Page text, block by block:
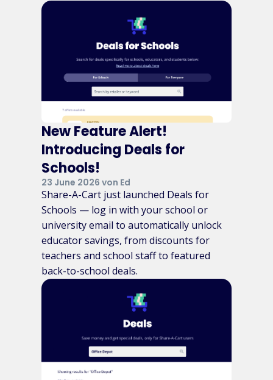
New Feature Alert!
Introducing Deals for
Schools!
23 June 2026 von Ed
Share-A-Cart just launched Deals for
Schools — log in with your school or
university email to automatically unlock
educator savings, from discounts for
teachers and school staff to featured
back-to-school deals.